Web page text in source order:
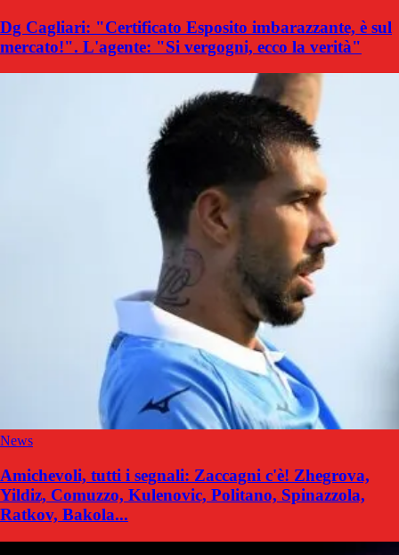
Dg Cagliari: "Certificato Esposito imbarazzante, è sul
mercato!". L'agente: "Si vergogni, ecco la verità"
News
Amichevoli, tutti i segnali: Zaccagni c'è! Zhegrova,
Yildiz, Comuzzo, Kulenovic, Politano, Spinazzola,
Ratkov, Bakola...